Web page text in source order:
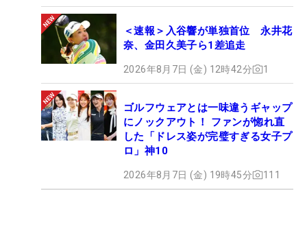
＜速報＞入谷響が単独首位 永井花
奈、金田久美子ら1差追走
2026年8月7日 (金) 12時42分 1
ゴルフウェアとは一味違うギャップ
にノックアウト！ ファンが惚れ直
した「ドレス姿が完璧すぎる女子プ
ロ」神10
2026年8月7日 (金) 19時45分 111